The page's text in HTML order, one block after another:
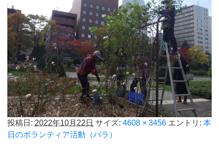
投稿日: 2022年10月22日 サイズ: 4608 × 3456 エントリ: 本
日のボランティア活動（バラ）